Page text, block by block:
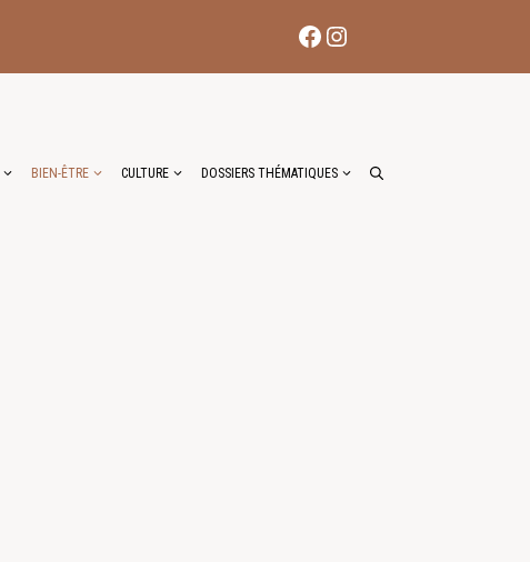
Facebook
Instagram
BIEN-ÊTRE CULTURE DOSSIERS THÉMATIQUES